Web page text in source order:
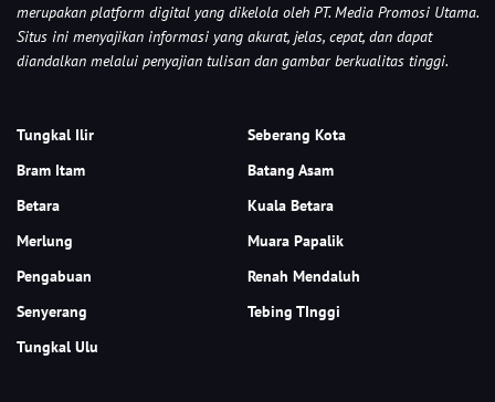
merupakan platform digital yang dikelola oleh PT. Media Promosi Utama.
Situs ini menyajikan informasi yang akurat, jelas, cepat, dan dapat
diandalkan melalui penyajian tulisan dan gambar berkualitas tinggi.
Tungkal Ilir
Seberang Kota
Bram Itam
Batang Asam
Betara
Kuala Betara
Merlung
Muara Papalik
Pengabuan
Renah Mendaluh
Senyerang
Tebing TInggi
Tungkal Ulu